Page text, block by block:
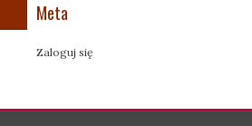
Meta
Zaloguj się